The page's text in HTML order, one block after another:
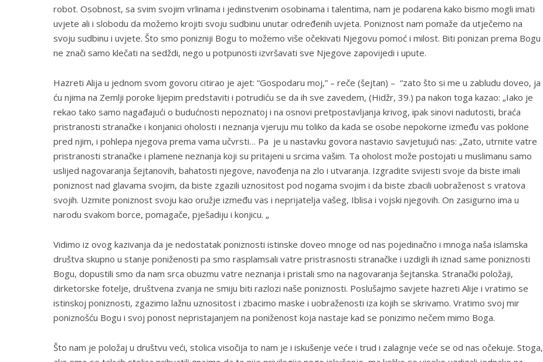
robot. Osobnost, sa svim svojim vrlinama i jedinstvenim osobinama i talentima, nam je podarena kako bismo mogli imati
uvjete ali i slobodu da možemo krojiti svoju sudbinu unutar određenih uvjeta. Poniznost nam pomaže da utječemo na
svoju sudbinu i uvjete. Što smo ponizniji Bogu to možemo više očekivati Njegovu pomoć i milost. Biti ponizan prema Bogu
ne znači samo klečati na sedždi, nego u potpunosti izvršavati sve Njegove zapovijedi i upute.
Hazreti Alija u jednom svom govoru citirao je ajet: “Gospodaru moj,” – reče (šejtan) – “zato što si me u zabludu doveo, ja
ću njima na Zemlji poroke lijepim predstaviti i potrudiću se da ih sve zavedem, (Hidžr, 39.) pa nakon toga kazao: „Iako je
rekao tako samo nagađajući o budućnosti nepoznatoj i na osnovi pretpostavljanja krivog, ipak sinovi nadutosti, braća
pristranosti stranačke i konjanici oholosti i neznanja vjeruju mu toliko da kada se osobe nepokorne između vas poklone
pred njim, i pohlepa njegova prema vama učvrsti… Pa je u nastavku govora nastavio savjetujući nas: „Zato, utrnite vatre
pristranosti stranačke i plamene neznanja koji su pritajeni u srcima vašim. Ta oholost može postojati u muslimanu samo
uslijed nagovaranja šejtanovih, bahatosti njegove, navođenja na zlo i utvaranja. Izgradite svijesti svoje da biste imali
poniznost nad glavama svojim, da biste zgazili uznositost pod nogama svojim i da biste zbacili uobraženost s vratova
svojih. Uzmite poniznost svoju kao oružje između vas i neprijatelja vašeg, Iblisa i vojski njegovih. On zasigurno ima u
narodu svakom borce, pomagače, pješadiju i konjicu. „
Vidimo iz ovog kazivanja da je nedostatak poniznosti istinske doveo mnoge od nas pojedinačno i mnoga naša islamska
društva skupno u stanje poniženosti pa smo rasplamsali vatre pristrasnosti stranačke i uzdigli ih iznad same poniznosti
Bogu, dopustili smo da nam srca obuzmu vatre neznanja i pristali smo na nagovaranja šejtanska. Stranački položaji,
dirketorske fotelje, društvena zvanja ne smiju biti razlozi naše poniznosti. Poslušajmo savjete hazreti Alije i vratimo se
istinskoj poniznosti, zgazimo lažnu uznositost i zbacimo maske i uobraženosti iza kojih se skrivamo. Vratimo svoj mir
poniznošću Bogu i svoj ponost nepristajanjem na poniženost koja nastaje kad se ponizimo nečem mimo Boga.
Što nam je položaj u društvu veći, stolica visočija to nam je i iskušenje veće i trud i zalagnje veće se od nas očekuje. Stoga,